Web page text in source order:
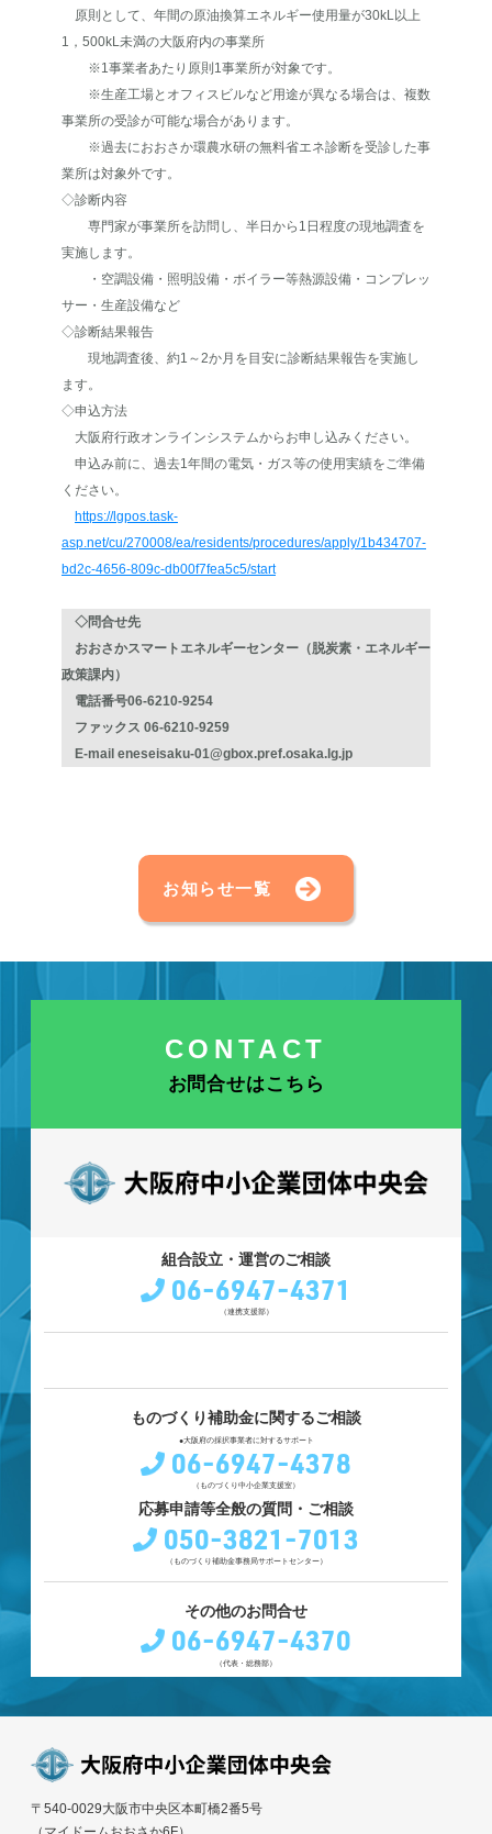
原則として、年間の原油換算エネルギー使用量が30kL以上
1，500kL未満の大阪府内の事業所
※1事業者あたり原則1事業所が対象です。
※生産工場とオフィスビルなど用途が異なる場合は、複数
事業所の受診が可能な場合があります。
※過去におおさか環農水研の無料省エネ診断を受診した事
業所は対象外です。
◇診断内容
専門家が事業所を訪問し、半日から1日程度の現地調査を
実施します。
・空調設備・照明設備・ボイラー等熱源設備・コンプレッ
サー・生産設備など
◇診断結果報告
現地調査後、約1～2か月を目安に診断結果報告を実施し
ます。
◇申込方法
大阪府行政オンラインシステムからお申し込みください。
申込み前に、過去1年間の電気・ガス等の使用実績をご準備
ください。
https://lgpos.task-
asp.net/cu/270008/ea/residents/procedures/apply/1b434707-
bd2c-4656-809c-db00f7fea5c5/start
◇問合せ先
おおさかスマートエネルギーセンター（脱炭素・エネルギー
政策課内）
電話番号06-6210-9254
ファックス 06-6210-9259
E-mail eneseisaku-01@gbox.pref.osaka.lg.jp
お知らせ一覧
CONTACT
お問合せはこちら
組合設立・運営のご相談
06-6947-4371
（連携支援部）
ものづくり補助金に関するご相談
●大阪府の採択事業者に対するサポート
06-6947-4378
（ものづくり中小企業支援室）
応募申請等全般の質問・ご相談
050-3821-7013
（ものづくり補助金事務局サポートセンター）
その他のお問合せ
06-6947-4370
（代表・総務部）
〒540-0029大阪市中央区本町橋2番5号